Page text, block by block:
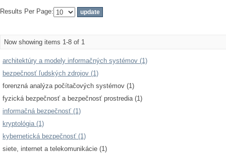
Results Per Page:
Now showing items 1-8 of 1
architektúry a modely informačných systémov (1)
bezpečnosť ľudských zdrojov (1)
forenzná analýza počítačových systémov (1)
fyzická bezpečnosť a bezpečnosť prostredia (1)
informačná bezpečnosť (1)
kryptológia (1)
kybernetická bezpečnosť (1)
siete, internet a telekomunikácie (1)